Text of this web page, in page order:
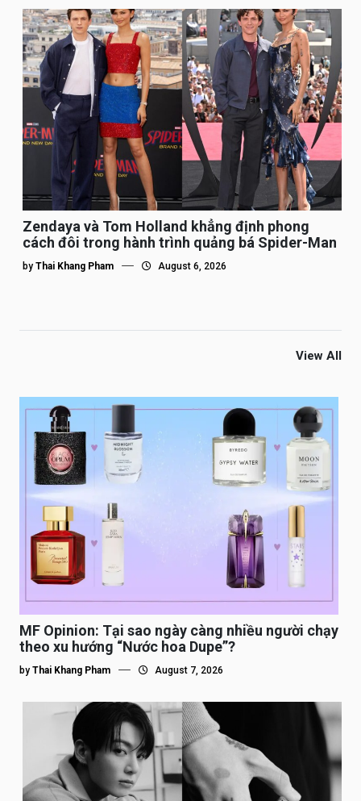
Zendaya và Tom Holland khẳng định phong
cách đôi trong hành trình quảng bá Spider-Man
by Thai Khang Pham August 6, 2026
View All
MF Opinion: Tại sao ngày càng nhiều người chạy
theo xu hướng “Nước hoa Dupe”?
by Thai Khang Pham August 7, 2026